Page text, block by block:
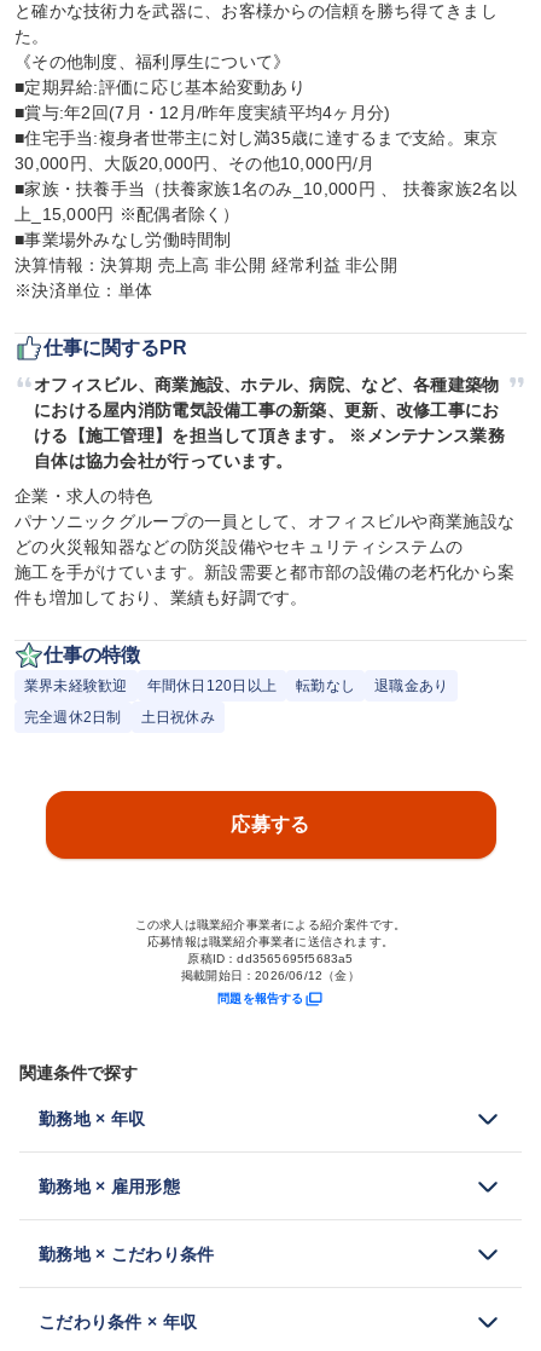
と確かな技術力を武器に、お客様からの信頼を勝ち得てきまし
た。
《その他制度、福利厚生について》
■定期昇給:評価に応じ基本給変動あり
■賞与:年2回(7月・12月/昨年度実績平均4ヶ月分)
■住宅手当:複身者世帯主に対し満35歳に達するまで支給。東京
30,000円、大阪20,000円、その他10,000円/月
■家族・扶養手当（扶養家族1名のみ_10,000円 、 扶養家族2名以
上_15,000円 ※配偶者除く）
■事業場外みなし労働時間制
決算情報：決算期 売上高 非公開 経常利益 非公開
※決済単位：単体
仕事に関するPR
オフィスビル、商業施設、ホテル、病院、など、各種建築物
における屋内消防電気設備工事の新築、更新、改修工事にお
ける【施工管理】を担当して頂きます。 ※メンテナンス業務
自体は協力会社が行っています。
企業・求人の特色
パナソニックグループの一員として、オフィスビルや商業施設な
どの火災報知器などの防災設備やセキュリティシステムの
施工を手がけています。新設需要と都市部の設備の老朽化から案
件も増加しており、業績も好調です。
仕事の特徴
業界未経験歓迎 年間休日120日以上 転勤なし
退職金あり
完全週休2日制
土日祝休み
応募する
この求人は職業紹介事業者による紹介案件です。
応募情報は職業紹介事業者に送信されます。
原稿ID：dd3565695f5683a5
掲載開始日：2026/06/12（金）
問題を報告する
関連条件で探す
勤務地 × 年収
勤務地 × 雇用形態
勤務地 × こだわり条件
こだわり条件 × 年収